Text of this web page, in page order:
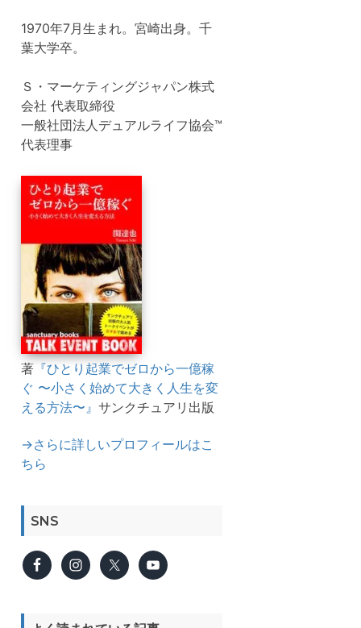
1970年7月生まれ。宮崎出身。千
葉大学卒。
Ｓ・マーケティングジャパン株式
会社 代表取締役
一般社団法人デュアルライフ協会™
代表理事
著 『ひとり起業でゼロから一億稼
ぐ 〜小さく始めて大きく人生を変
える方法〜』 サンクチュアリ出版
→さらに詳しいプロフィールはこ
ちら
SNS